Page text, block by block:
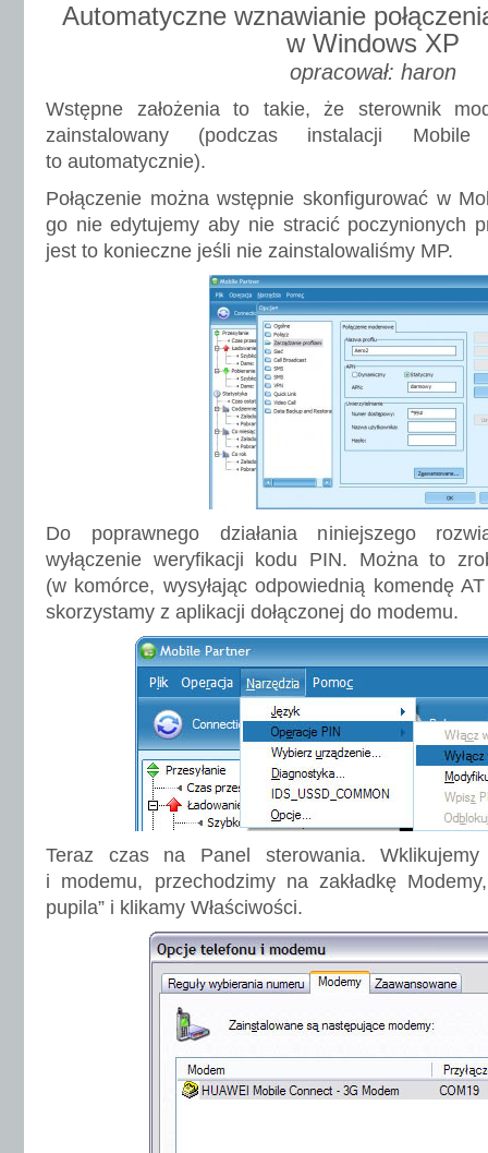
Automatyczne wznawianie
w Windows XP
opracował: haron
Wstępne założenia to takie, że sterownik
zainstalowany (podczas instalacji
to automatycznie).
Połączenie można wstępnie skonfigurować w
go nie edytujemy aby nie stracić poczynionych
jest to konieczne jeśli nie zainstalowaliśmy MP.
Do poprawnego działania niniejszego
wyłączenie weryfikacji kodu PIN. Można to
(w komórce, wysyłając odpowiednią komendę
skorzystamy z aplikacji dołączonej do modemu.
Teraz czas na Panel sterowania.
i modemu, przechodzimy na zakładkę
pupila” i klikamy Właściwości.